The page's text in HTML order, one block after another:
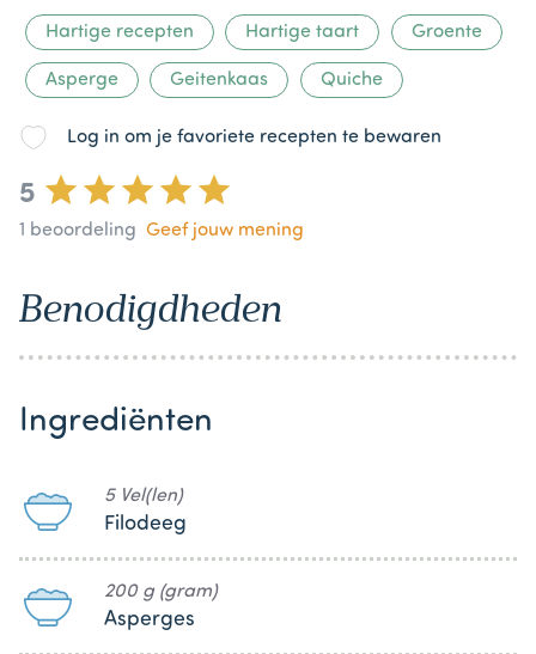
Hartige recepten Hartige taart Groente
Asperge Geitenkaas Quiche
Log in om je favoriete recepten te bewaren
5
1 beoordeling Geef jouw mening
Benodigdheden
Ingrediënten
5 Vel(len)
Filodeeg
200 g (gram)
Asperges